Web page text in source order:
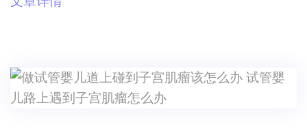
管试管技术已经帮助过很多个家庭，但是也给这些
家庭